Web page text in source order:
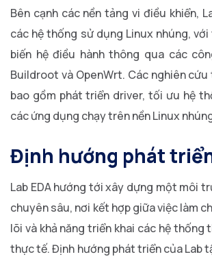
Bên cạnh các nền tảng vi điều khiển,
các hệ thống sử dụng Linux nhúng,
biến hệ điều hành thông qua các
Buildroot và OpenWrt. Các nghiên
bao gồm phát triển driver, tối ưu hệ
các ứng dụng chạy trên nền Linux
Định hướng phát
Lab EDA hướng tới xây dựng một môi
chuyên sâu, nơi kết hợp giữa việc làm
lõi và khả năng triển khai các hệ thống
thực tế. Định hướng phát triển của Lab